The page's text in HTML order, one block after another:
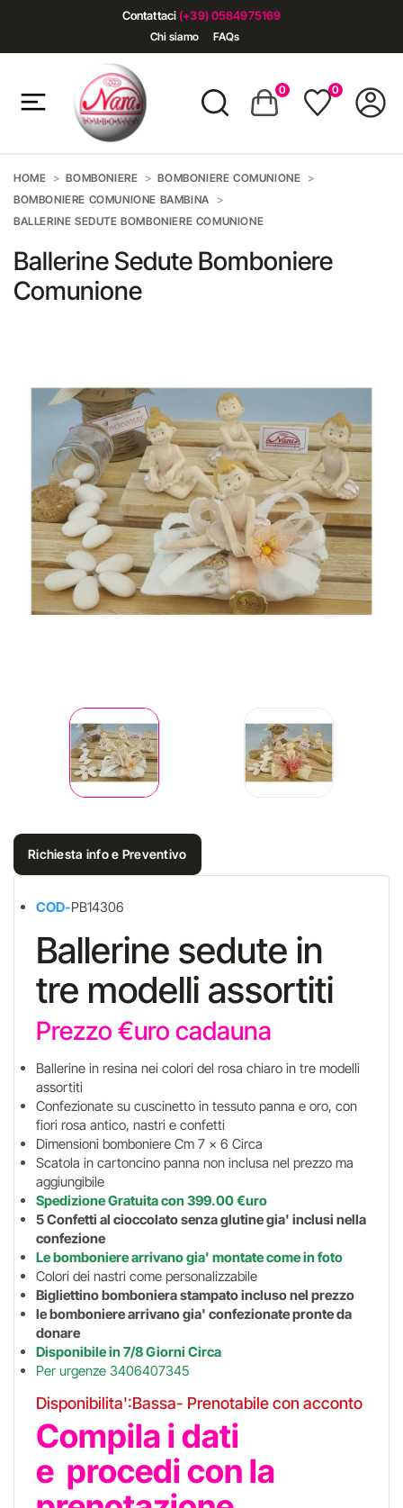
Contattaci (+39) 0584975169
Chi siamo FAQs
0 0
HOME BOMBONIERE
BOMBONIERE COMUNIONE
BOMBONIERE COMUNIONE BAMBINA
BALLERINE SEDUTE BOMBONIERE COMUNIONE
Ballerine Sedute Bomboniere
Comunione
Richiesta info e Preventivo
COD-PB14306
Ballerine sedute in
tre modelli assortiti
Prezzo €uro cadauna
Ballerine in resina nei colori del rosa chiaro in tre modelli
assortiti
Confezionate su cuscinetto in tessuto panna e oro, con
fiori rosa antico, nastri e confetti
Dimensioni bomboniere Cm 7 x 6 Circa
Scatola in cartoncino panna non inclusa nel prezzo ma
aggiungibile
Spedizione Gratuita con 399.00 €uro
5 Confetti al cioccolato senza glutine gia' inclusi nella
confezione
Le bomboniere arrivano gia' montate come in foto
Colori dei nastri come personalizzabile
Bigliettino bomboniera stampato incluso nel prezzo
le bomboniere arrivano gia' confezionate pronte da
donare
Disponibile in 7/8 Giorni Circa
Per urgenze 3406407345
Disponibilita':Bassa- Prenotabile con acconto
Compila i dati
e procedi con la